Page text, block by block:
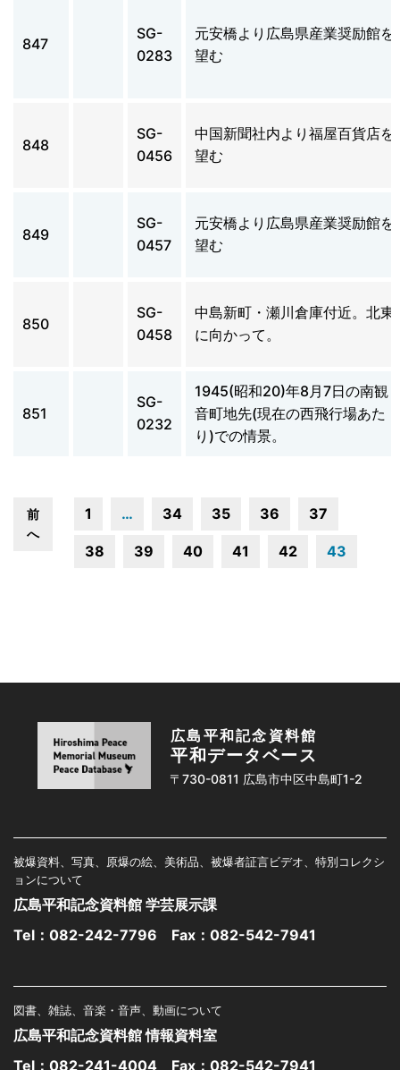
847
SG-
0283
元安橋より広島県産業奨励館を
望む
848
SG-
0456
中国新聞社内より福屋百貨店を
望む
849
SG-
0457
元安橋より広島県産業奨励館を
望む
850
SG-
0458
中島新町・瀬川倉庫付近。北東
に向かって。
851
SG-
0232
1945(昭和20)年8月7日の南観
音町地先(現在の西飛行場あた
り)での情景。
前
へ
1 … 34 35 36 37
38 39 40 41 42 43
広島平和記念資料館
平和データベース
〒730-0811 広島市中区中島町1-2
被爆資料、写真、原爆の絵、美術品、被爆者証言ビデオ、特別コレクシ
ョンについて
広島平和記念資料館 学芸展示課
Tel： 082-242-7796 Fax：082-542-7941
図書、雑誌、音楽・音声、動画について
広島平和記念資料館 情報資料室
Tel： 082-241-4004 Fax：082-542-7941